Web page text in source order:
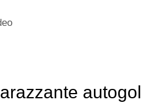
autogol